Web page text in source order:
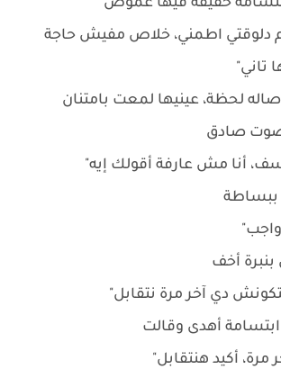
خفيفة فيها غموض
دلوقتي اطمني، خلاص مفيش حاجة
تاني"
لحظة، عينيها لمعت بامتنان
صادق
أنا مش عارفة أقولك إيه"
واجب"
أخف
دي آخر مرة نتقابل"
أهدى وقالت
أكيد هنتقابل"